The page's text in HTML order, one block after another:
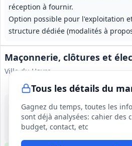
réception à fournir.
Option possible pour l'exploitation
structure dédiée (modalités à
Tous les détails du
Gagnez du temps, toutes les
sont déjà analysées: cahier des
budget, contact, etc
Maçonnerie, clôtures et
Ville du Havre
17 août 2026
Le Havre (76)
6 000 000 €
4 ans (2026–2030), durée ferme